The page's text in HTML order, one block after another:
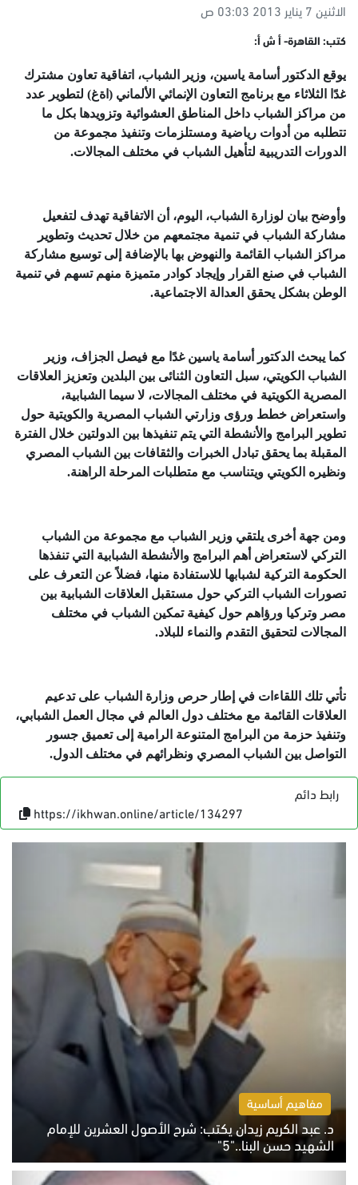
الاثنين 7 يناير 2013 03:03 ص
كتب: القاهرة- أ ش أ:
يوقع الدكتور أسامة ياسين، وزير الشباب، اتفاقية تعاون مشترك
غدًا الثلاثاء مع برنامج التعاون الإنمائي الألماني (اةغ) لتطوير عدد
من مراكز الشباب داخل المناطق العشوائية وتزويدها بكل ما
تتطلبه من أدوات رياضية ومستلزمات وتنفيذ مجموعة من
الدورات التدريبية لتأهيل الشباب في مختلف المجالات.
وأوضح بيان لوزارة الشباب، اليوم، أن الاتفاقية تهدف لتفعيل
مشاركة الشباب في تنمية مجتمعهم من خلال تحديث وتطوير
مراكز الشباب القائمة والنهوض بها بالإضافة إلى توسيع مشاركة
الشباب في صنع القرار وإيجاد كوادر متميزة منهم تسهم في تنمية
الوطن بشكل يحقق العدالة الاجتماعية.
كما يبحث الدكتور أسامة ياسين غدًا مع فيصل الجزاف، وزير
الشباب الكويتي، سبل التعاون الثنائى بين البلدين وتعزيز العلاقات
المصرية الكويتية في مختلف المجالات، لا سيما الشبابية،
واستعراض خطط ورؤى وزارتي الشباب المصرية والكويتية حول
تطوير البرامج والأنشطة التي يتم تنفيذها بين الدولتين خلال الفترة
المقبلة بما يحقق تبادل الخبرات والثقافات بين الشباب المصري
ونظيره الكويتي ويتناسب مع متطلبات المرحلة الراهنة.
ومن جهة أخرى يلتقي وزير الشباب مع مجموعة من الشباب
التركي لاستعراض أهم البرامج والأنشطة الشبابية التي تنفذها
الحكومة التركية لشبابها للاستفادة منها، فضلاً عن التعرف على
تصورات الشباب التركي حول مستقبل العلاقات الشبابية بين
مصر وتركيا ورؤاهم حول كيفية تمكين الشباب في مختلف
المجالات لتحقيق التقدم والنماء للبلاد.
تأتي تلك اللقاءات في إطار حرص وزارة الشباب على تدعيم
العلاقات القائمة مع مختلف دول العالم في مجال العمل الشبابي،
وتنفيذ حزمة من البرامج المتنوعة الرامية إلى تعميق جسور
التواصل بين الشباب المصري ونظرائهم في مختلف الدول.
رابط دائم
https://ikhwan.online/article/134297
مفاهيم أساسية
د. عبد الكريم زيدان يكتب: شرح الأصول العشرين للإمام
الشهيد حسن البنا.."5"
السبت 8 أغسطس 2026 10:46 ص